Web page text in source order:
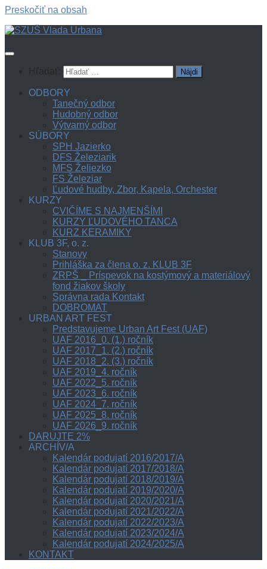
Preskočiť na obsah
ODBORY
Tanečný odbor
Hudobný odbor
Výtvarný odbor
SÚBORY
SPH Jazierko
DFS Železiarik
MFS Želiezko
FS Železiar
Ľudové hudby, Zbor, Kapela, Orchester
KURZY
CVIČÍME S NAJMENŠÍMI
KURZY ĽUDOVÉHO TANCA
KURZ KERAMIKY
KLUB 3F, o. z.
Stanovy
Prihláška za člena o. z. KLUB 3F
ZRPŠ _ Príspevok na kostýmový a materiálový
fond žiakov školy
Správna rada Kontakt
DOBROMAT
URBAN ART FEST
Predstavujeme Urban Art Fest (UAF)
UAF 2016_0. (1.) ročník
UAF 2017_1. (2.) ročník
UAF 2018_2. (3.) ročník
UAF 2019_4. ročník
UAF 2022_5. ročník
UAF 2023_6. ročník
UAF 2024_7. ročník
UAF 2025_8. ročník
UAF 2026_9. ročník
DARUJTE 2%
ARCHÍV/A
Kalendár podujatí 2016/2017/A
Kalendár podujatí 2017/2018/A
Kalendár podujatí 2018/2019/A
Kalendár podujatí 2019/2020/A
Kalendár podujatí 2020/2021/A
Kalendár podujatí 2021/2022/A
Kalendár podujatí 2022/2023/A
Kalendár podujatí 2023/2024/A
Kalendár podujatí 2024/2025/A
KONTAKT